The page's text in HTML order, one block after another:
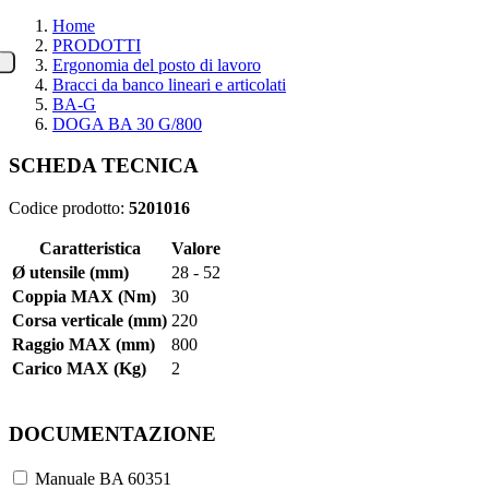
Home
PRODOTTI
Ergonomia del posto di lavoro
Bracci da banco lineari e articolati
BA-G
DOGA BA 30 G/800
SCHEDA TECNICA
Codice prodotto: 5201016
Caratteristica
Valore
Ø utensile (mm)
28 - 52
Coppia MAX (Nm)
30
Corsa verticale (mm) 220
Raggio MAX (mm)
800
Carico MAX (Kg)
2
DOCUMENTAZIONE
Manuale BA 60351